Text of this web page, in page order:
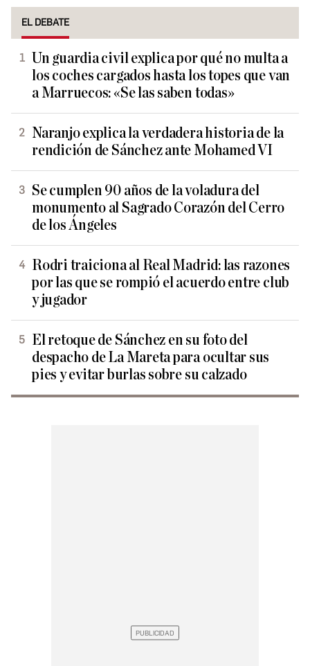
EL DEBATE
Un guardia civil explica por qué no multa a
los coches cargados hasta los topes que van
a Marruecos: «Se las saben todas»
Naranjo explica la verdadera historia de la
rendición de Sánchez ante Mohamed VI
Se cumplen 90 años de la voladura del
monumento al Sagrado Corazón del Cerro
de los Ángeles
Rodri traiciona al Real Madrid: las razones
por las que se rompió el acuerdo entre club
y jugador
El retoque de Sánchez en su foto del
despacho de La Mareta para ocultar sus
pies y evitar burlas sobre su calzado